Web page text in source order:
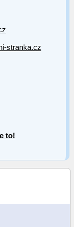
stranka.cz
to!